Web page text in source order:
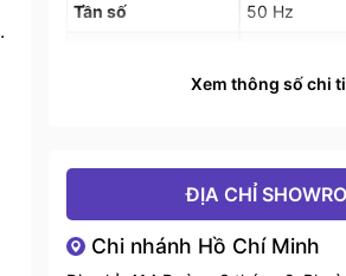
.
Tần số 50 Hz
phẩm (R x S x C)Xem thông số chi
ĐỊA CHỈ
Chi nhánh Hồ Chí Minh